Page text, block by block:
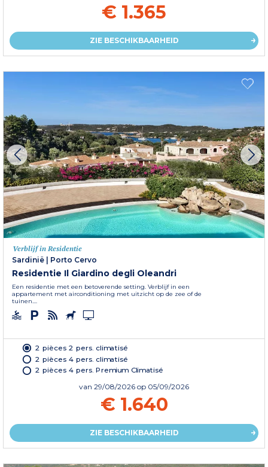
€ 1.365
ZIE BESCHIKBAARHEID
Verblijf in Residentie
Sardinië
Porto Cervo
Residentie Il Giardino degli Oleandri
Een residentie met een betoverende setting. Verblijf in een
appartement met airconditioning met uitzicht op de zee of de
tuinen....
2 pièces 2 pers. climatisé
2 pièces 4 pers. climatisé
2 pièces 4 pers. Premium Climatisé
van 29/08/2026 op 05/09/2026
€ 1.640
ZIE BESCHIKBAARHEID